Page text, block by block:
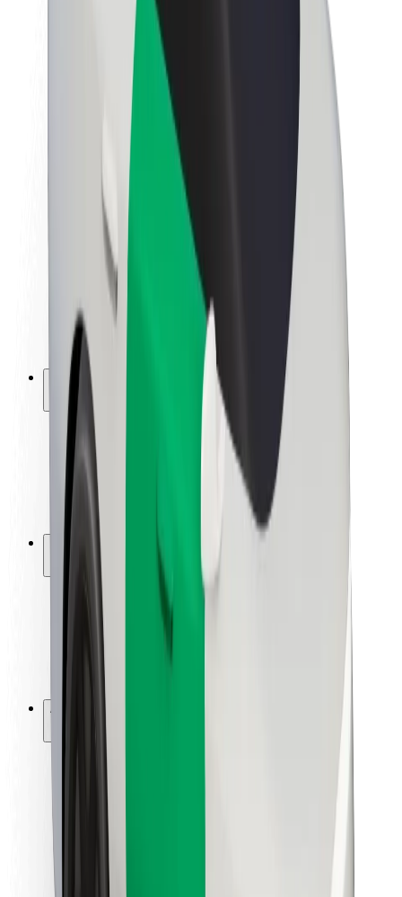
Sobre a Bolt
Sustentabilidade na Bolt
Projeto Zero
Sala de imprensa
Diretrizes da marca
Missão
Relações com investidores
Liderança
Marca
Imprensa
Fundo Urbano
Segurança
Segurança dos passageiros
Segurança dos motoristas
Segurança das trotinetes
Safety Lab
Localizações
Soluções para as cidades
Ajuda
Para passageiros
Para motoristas
Para estafetas
Para gestores de frota